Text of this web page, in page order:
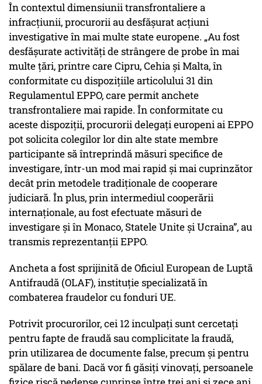
În contextul dimensiunii transfrontaliere a
infracțiunii, procurorii au desfășurat acțiuni
investigative în mai multe state europene. „Au fost
desfăşurate activităţi de strângere de probe în mai
multe ţări, printre care Cipru, Cehia şi Malta, în
conformitate cu dispoziţiile articolului 31 din
Regulamentul EPPO, care permit anchete
transfrontaliere mai rapide. În conformitate cu
aceste dispoziţii, procurorii delegaţi europeni ai EPPO
pot solicita colegilor lor din alte state membre
participante să întreprindă măsuri specifice de
investigare, într-un mod mai rapid şi mai cuprinzător
decât prin metodele tradiţionale de cooperare
judiciară. În plus, prin intermediul cooperării
internaţionale, au fost efectuate măsuri de
investigare şi în Monaco, Statele Unite şi Ucraina”, au
transmis reprezentanții EPPO.
Ancheta a fost sprijinită de Oficiul European de Luptă
Antifraudă (OLAF), instituție specializată în
combaterea fraudelor cu fonduri UE.
Potrivit procurorilor, cei 12 inculpați sunt cercetați
pentru fapte de fraudă sau complicitate la fraudă,
prin utilizarea de documente false, precum și pentru
spălare de bani. Dacă vor fi găsiți vinovați, persoanele